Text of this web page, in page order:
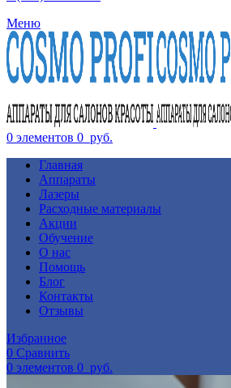
Меню
0 элементов 0 руб.
Главная
Аппараты
Лазеры
Расходные материалы
Акции
Обучение
О нас
Помощь
Блог
Контакты
Отзывы
Избранное
0 Сравнить
0 элементов 0 руб.